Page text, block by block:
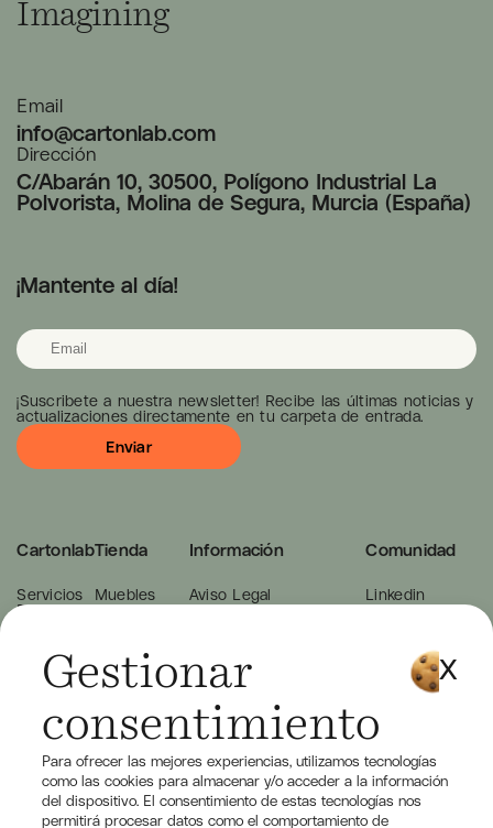
Gestionar
consentimiento
Para ofrecer las mejores experiencias, utilizamos tecnologías
como las cookies para almacenar y/o acceder a la información
del dispositivo. El consentimiento de estas tecnologías nos
permitirá procesar datos como el comportamiento de
Imagining
Email
info@cartonlab.com
Dirección
C/Abarán 10, 30500, Polígono Industrial La
Polvorista, Molina de Segura, Murcia (España)
¡Mantente al día!
¡Suscribete a nuestra newsletter! Recibe las últimas noticias y
actualizaciones directamente en tu carpeta de entrada.
Cartonlab
Servicios
Proyectos
Contacto
Tienda
Muebles
Decoración
Información
Aviso Legal
Política de cookies
Comunidad
Linkedin
Instagram
Behance